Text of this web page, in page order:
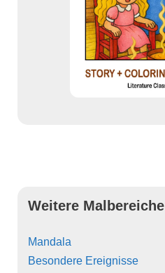
Weitere Malbereiche
Mandala
Besondere Ereignisse